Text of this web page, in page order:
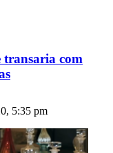
transaria com
5:35 pm